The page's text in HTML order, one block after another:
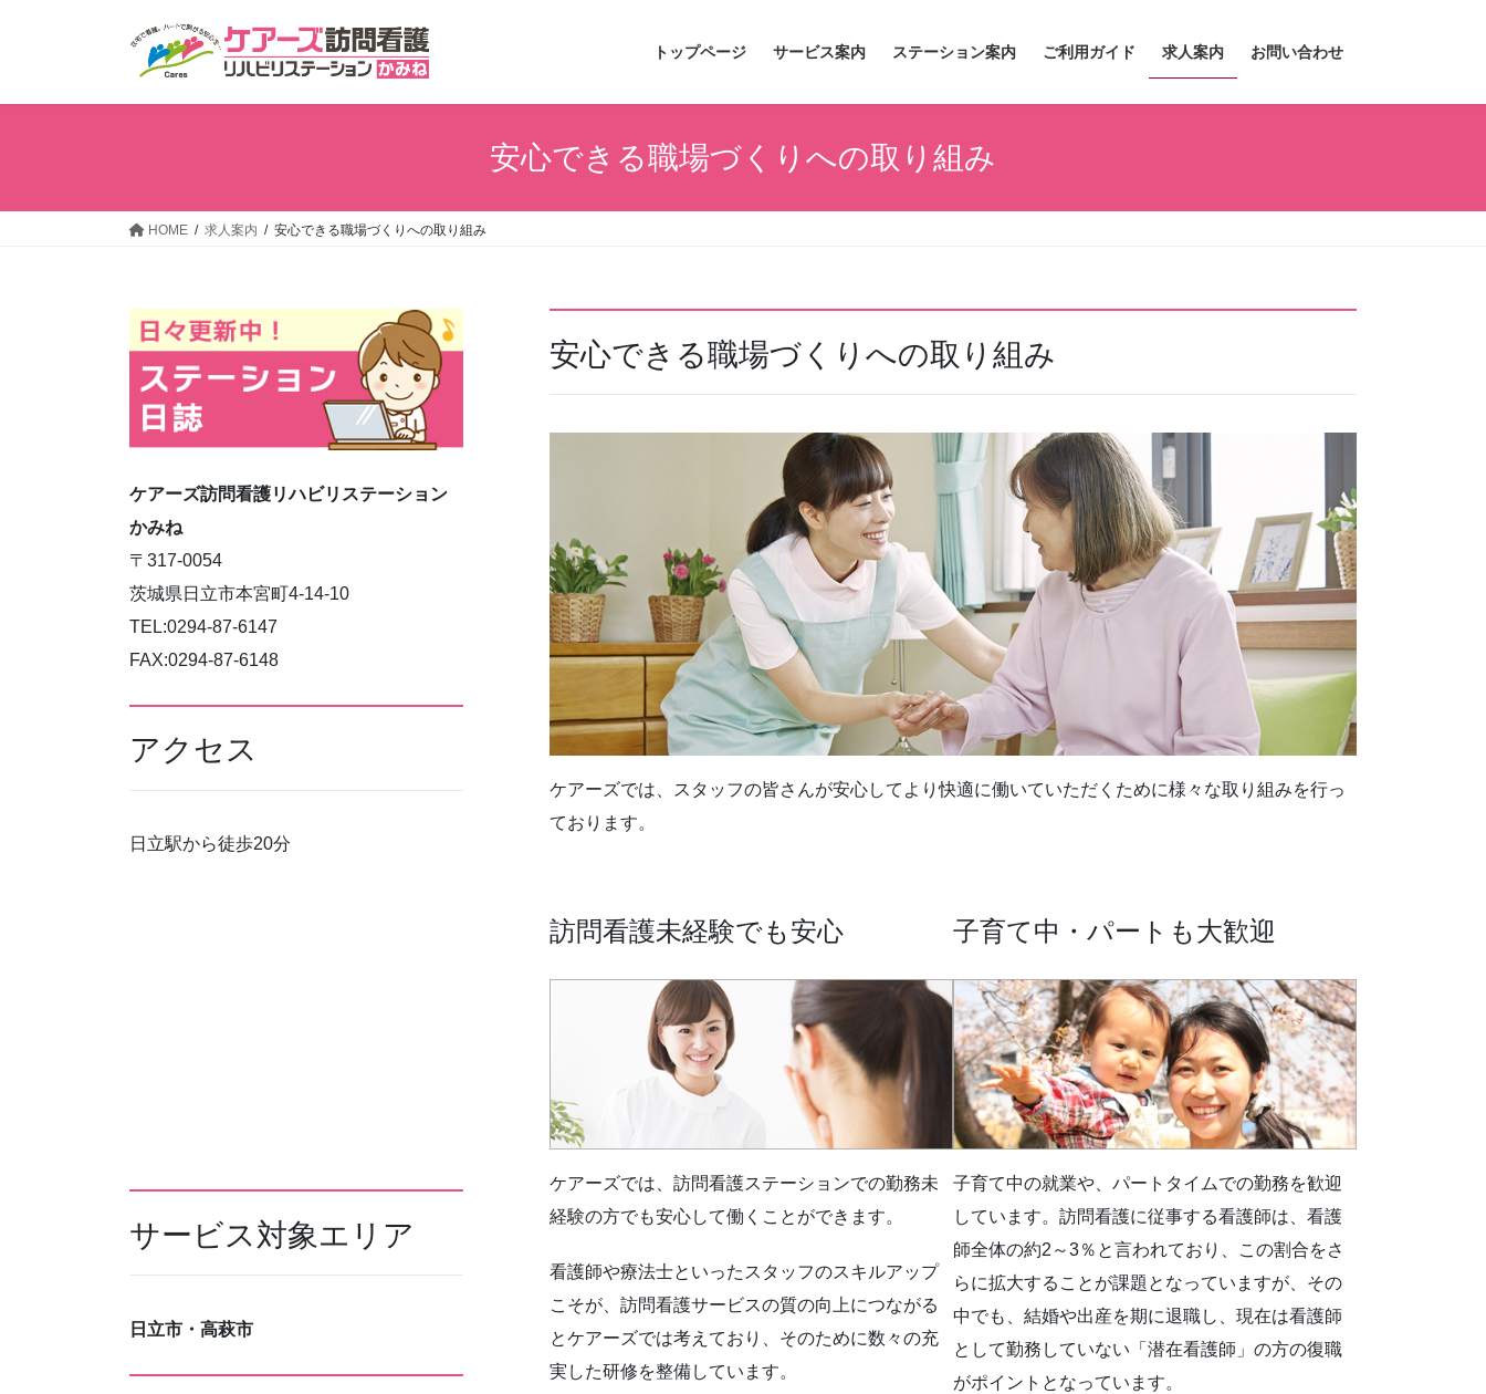
トップページ サービス案内 ステーション案内 ご利用ガイド 求人案内 お問い合わせ
安心できる職場づくりへの取り組み
HOME 求人案内 安心できる職場づくりへの取り組み
安心できる職場づくりへの取り組み
ケアーズでは、スタッフの皆さんが安心してより快適に働いていただくために様々な取り組みを行っ
ております。
訪問看護未経験でも安心
ケアーズでは、訪問看護ステーションでの勤務未
経験の方でも安心して働くことができます。
看護師や療法士といったスタッフのスキルアップ
こそが、訪問看護サービスの質の向上につながる
とケアーズでは考えており、そのために数々の充
実した研修を整備しています。
子育て中・パートも大歓迎
子育て中の就業や、パートタイムでの勤務を歓迎
しています。訪問看護に従事する看護師は、看護
師全体の約2～3％と言われており、この割合をさ
らに拡大することが課題となっていますが、その
中でも、結婚や出産を期に退職し、現在は看護師
として勤務していない「潜在看護師」の方の復職
がポイントとなっています。
ケアーズ訪問看護リハビリステーション
かみね
〒317-0054
茨城県日立市本宮町4-14-10
TEL:0294-87-6147
FAX:0294-87-6148
アクセス
日立駅から徒歩20分
サービス対象エリア
日立市・高萩市